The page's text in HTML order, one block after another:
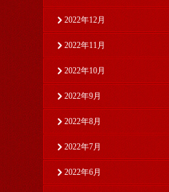
2022年12月
2022年11月
2022年10月
2022年9月
2022年8月
2022年7月
2022年6月